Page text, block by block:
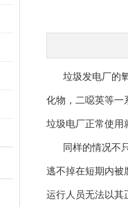
垃圾发电厂的氧
化物，二噁英等一
垃圾电厂正常使用
同样的情况不只
逃不掉在短期内被
运行人员无法以其